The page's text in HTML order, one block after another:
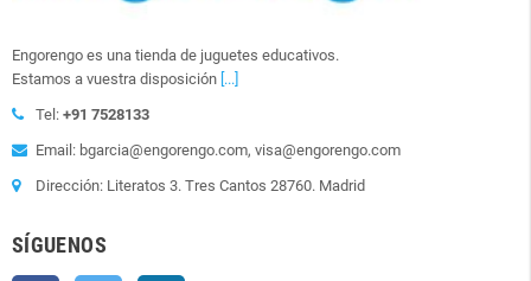
Engorengo es una tienda de juguetes educativos.
Estamos a vuestra disposición [...]
Tel: +91 7528133
Email: bgarcia@engorengo.com, visa@engorengo.com
Dirección: Literatos 3. Tres Cantos 28760. Madrid
SÍGUENOS